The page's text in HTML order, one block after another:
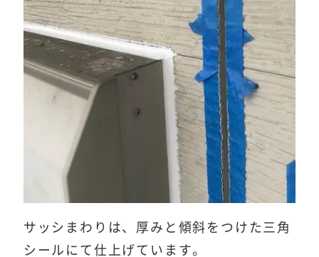
サッシまわりは、厚みと傾斜をつけた三角
シールにて仕上げています。